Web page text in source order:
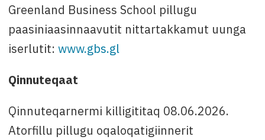
Greenland Business School pillugu
paasiniaasinnaavutit nittartakkamut uunga
iserlutit: www.gbs.gl
Qinnuteqaat
Qinnuteqarnermi killigititaq 08.06.2026.
Atorfillu pillugu oqaloqatigiinnerit